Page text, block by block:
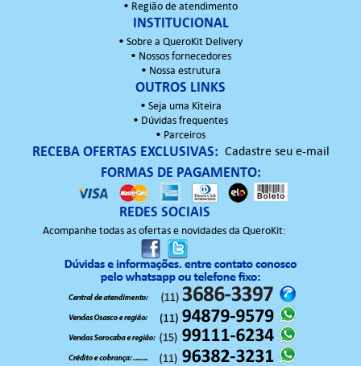
• Região de atendimento
INSTITUCIONAL
• Sobre a QueroKit Delivery
• Nossos fornecedores
• Nossa estrutura
OUTROS LINKS
• Seja uma Kiteira
• Dúvidas frequentes
• Parceiros
RECEBA OFERTAS EXCLUSIVAS: Cadastre seu e-mail
FORMAS DE PAGAMENTO:
REDES SOCIAIS
Acompanhe todas as ofertas e novidades da QueroKit: